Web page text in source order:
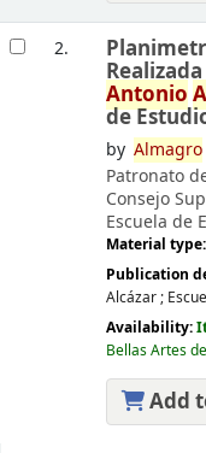
2.
Antonio
de
by Almagro
Patronato
Consejo
Escuela de
Material type:
Publication
Alcázar ;
Availability:
Bellas Artes
Add